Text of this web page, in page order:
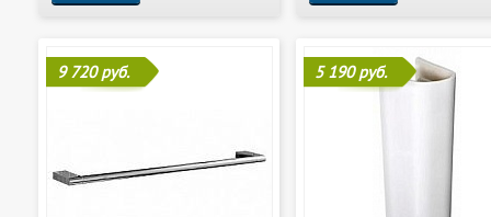
9 720 руб. 5 190 руб.